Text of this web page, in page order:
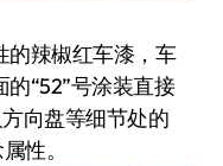
的辣椒红车漆，车
“52”号涂装直接
向盘等细节处的
性。